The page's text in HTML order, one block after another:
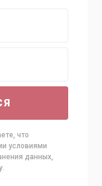
что
условиями
данных,